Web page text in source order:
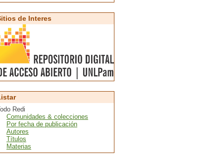
de Interes
Redi
Comunidades & colecciones
Por fecha de publicación
Autores
Títulos
Materias